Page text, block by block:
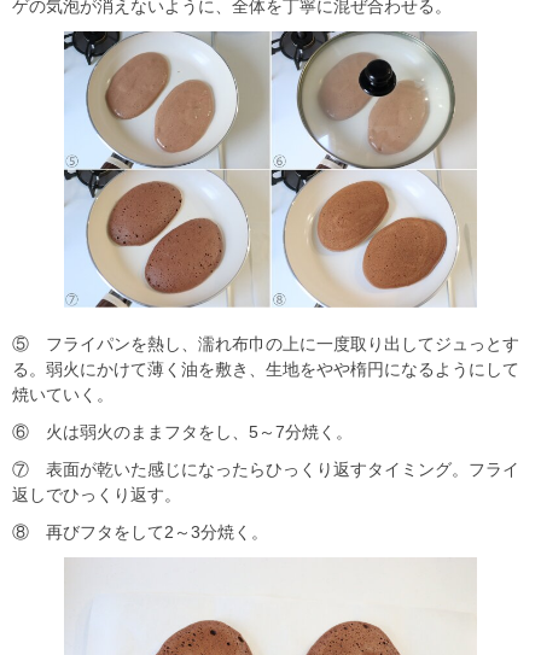
ゲの気泡が消えないように、全体を丁寧に混ぜ合わせる。
⑤ フライパンを熱し、濡れ布巾の上に一度取り出してジュっとす
る。弱火にかけて薄く油を敷き、生地をやや楕円になるようにして
焼いていく。
⑥ 火は弱火のままフタをし、5～7分焼く。
⑦ 表面が乾いた感じになったらひっくり返すタイミング。フライ
返しでひっくり返す。
⑧ 再びフタをして2～3分焼く。